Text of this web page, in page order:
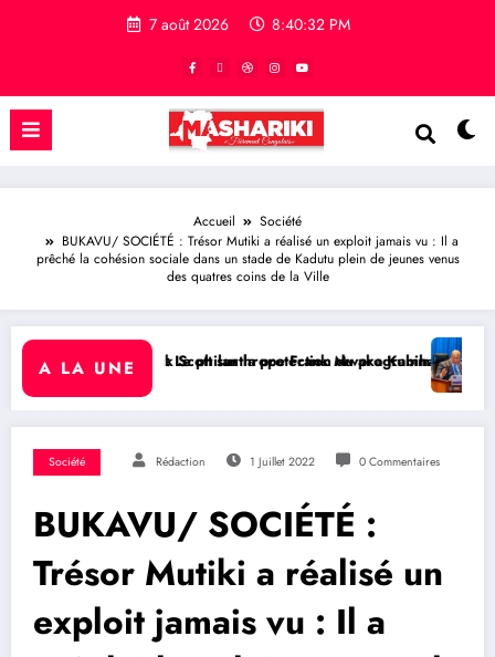
7 août 2026 8:40:33 PM
Accueil
Société
BUKAVU/ SOCIÉTÉ : Trésor Mutiki a réalisé un exploit jamais vu : Il a
prêché la cohésion sociale dans un stade de Kadutu plein de jeunes venus
des quatres coins de la Ville
A LA UNE
la protection du programme Medicaid
Frank Mwaka Kubihamushizi distribue des cahiers aux
RDC/ POLITIQUE : Aimé Boji
Société Rédaction 1 Juillet 2022 0 Commentaires
BUKAVU/ SOCIÉTÉ :
Trésor Mutiki a réalisé un
exploit jamais vu : Il a